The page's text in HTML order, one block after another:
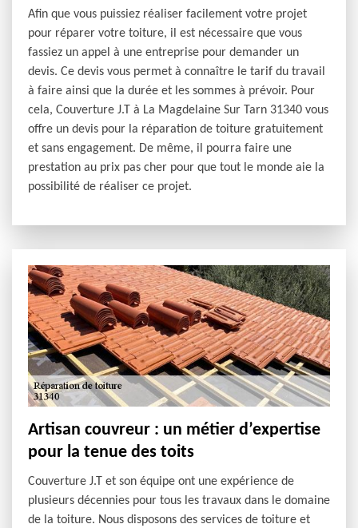
Afin que vous puissiez réaliser facilement votre projet
pour réparer votre toiture, il est nécessaire que vous
fassiez un appel à une entreprise pour demander un
devis. Ce devis vous permet à connaître le tarif du travail
à faire ainsi que la durée et les sommes à prévoir. Pour
cela, Couverture J.T à La Magdelaine Sur Tarn 31340 vous
offre un devis pour la réparation de toiture gratuitement
et sans engagement. De même, il pourra faire une
prestation au prix pas cher pour que tout le monde aie la
possibilité de réaliser ce projet.
Artisan couvreur : un métier d’expertise
pour la tenue des toits
Couverture J.T et son équipe ont une expérience de
plusieurs décennies pour tous les travaux dans le domaine
de la toiture. Nous disposons des services de toiture et